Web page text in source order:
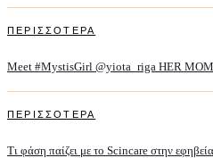
ΠΕΡΙΣΣΟΤΕΡΑ
Meet #MystisGirl @yiota_riga HER
ΠΕΡΙΣΣΟΤΕΡΑ
Τι φάση παίζει με το Scincare στην